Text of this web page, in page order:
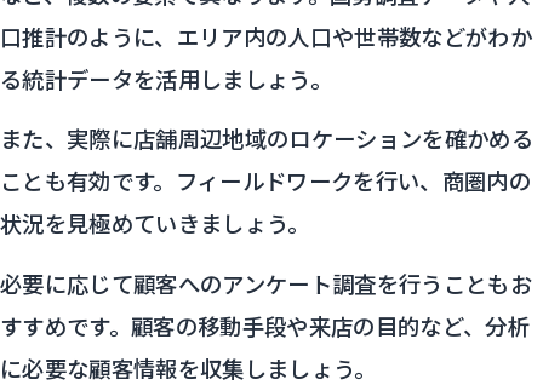
口推計のように、エリア内の人口や世帯数などがわか
る統計データを活用しましょう。
また、実際に店舗周辺地域のロケーションを確かめる
ことも有効です。フィールドワークを行い、商圏内の
状況を見極めていきましょう。
必要に応じて顧客へのアンケート調査を行うこともお
すすめです。顧客の移動手段や来店の目的など、分析
に必要な顧客情報を収集しましょう。